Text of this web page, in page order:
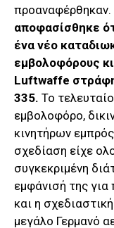
προαναφέρθηκαν.
αποφασίσθηκε
ένα νέο
εμβολοφόρους
Luftwaffe
335. Το
εμβολοφόρο,
κινητήρων
σχεδίαση είχε
συγκεκριμένη
εμφάνισή της
και η
μεγάλο Γερμανό